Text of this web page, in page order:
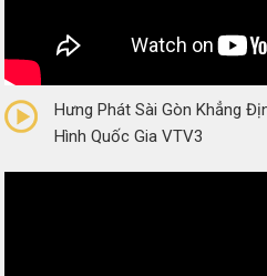
(0 Reviews)
Hưng Phát Sài Gòn Khẳng
Hình Quốc Gia VTV3